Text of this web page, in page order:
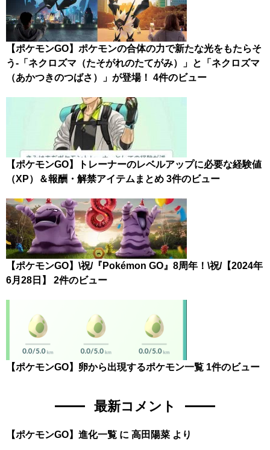
【ポケモンGO】ポケモンの合体の力で新たな光をもたらそ
う-「ネクロズマ（たそがれのたてがみ）」と「ネクロズマ
（あかつきのつばさ）」が登場！ 4件のビュー
【ポケモンGO】トレーナーのレベルアップに必要な経験値
（XP）＆報酬・解禁アイテムまとめ 3件のビュー
【ポケモンGO】\祝/『Pokémon GO』8周年！\祝/【2024年
6月28日】
2件のビュー
【ポケモンGO】卵から出現するポケモン一覧 1件のビュー
最新コメント
【ポケモンGO】進化一覧 に 高田陽菜 より